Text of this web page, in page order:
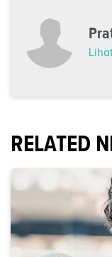
RELATED